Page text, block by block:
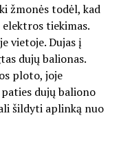
žmonės todėl, kad
tiekimas.
vietoje. Dujas į
dujų balionas.
ploto, joje
dujų baliono
šildyti aplinką nuo